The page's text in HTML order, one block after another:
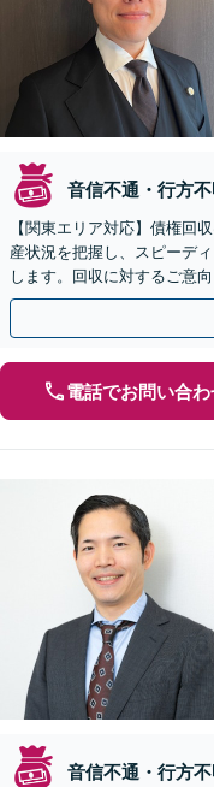
音信不通・行方
【関東エリア対応】債権回
産状況を把握し、スピーデ
します。回収に対するご意
す【休日・夜間相談対応】
電話でお問い合わ
音信不通・行方